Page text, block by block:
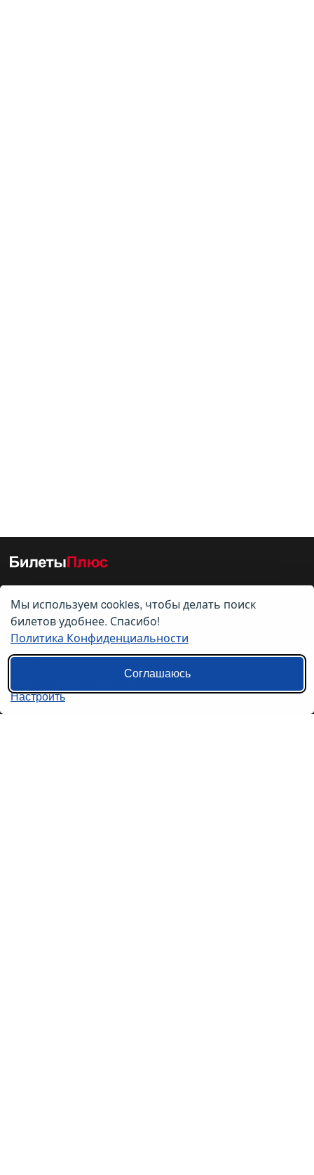
О нас
О компании
Контакты
Пользовательское соглашение
Мы используем cookies, чтобы делать поиск
билетов удобнее. Спасибо!
Политика Конфиденциальности
Соглашаюсь
Настроить